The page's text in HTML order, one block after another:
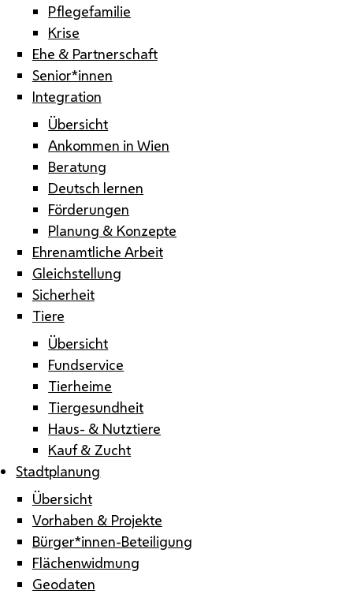
Pflegefamilie
Krise
Ehe & Partnerschaft
Senior*innen
Integration
Übersicht
Ankommen in Wien
Beratung
Deutsch lernen
Förderungen
Planung & Konzepte
Ehrenamtliche Arbeit
Gleichstellung
Sicherheit
Tiere
Übersicht
Fundservice
Tierheime
Tiergesundheit
Haus- & Nutztiere
Kauf & Zucht
Stadtplanung
Übersicht
Vorhaben & Projekte
Bürger*innen-Beteiligung
Flächenwidmung
Geodaten